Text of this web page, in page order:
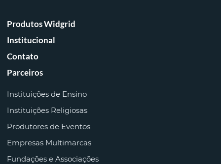
Produtos Widgrid
Institucional
Contato
Parceiros
Instituições de Ensino
Instituições Religiosas
Produtores de Eventos
Empresas Multimarcas
Fundações e Associações